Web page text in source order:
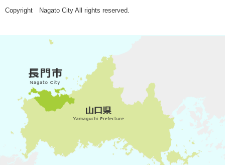
Copyright Nagato City All rights reserved.